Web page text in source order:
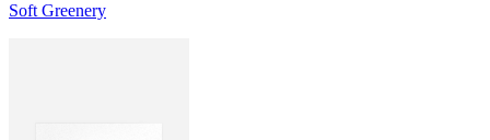
Soft Greenery